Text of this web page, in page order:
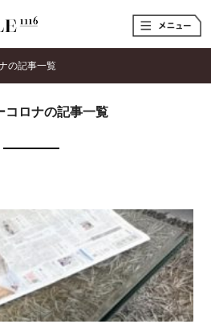
t
o
e
n
の記事一覧
コロナの記事一覧